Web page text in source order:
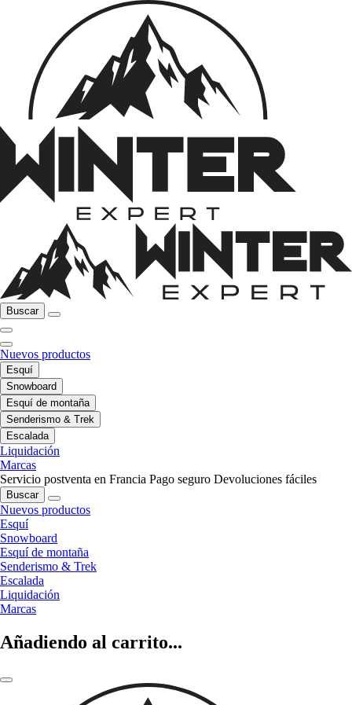
Buscar
Nuevos productos
Esquí
Snowboard
Esquí de montaña
Senderismo & Trek
Escalada
Liquidación
Marcas
Servicio postventa en Francia Pago seguro Devoluciones fáciles
Buscar
Nuevos productos
Esquí
Snowboard
Esquí de montaña
Senderismo & Trek
Escalada
Liquidación
Marcas
Añadiendo al carrito...